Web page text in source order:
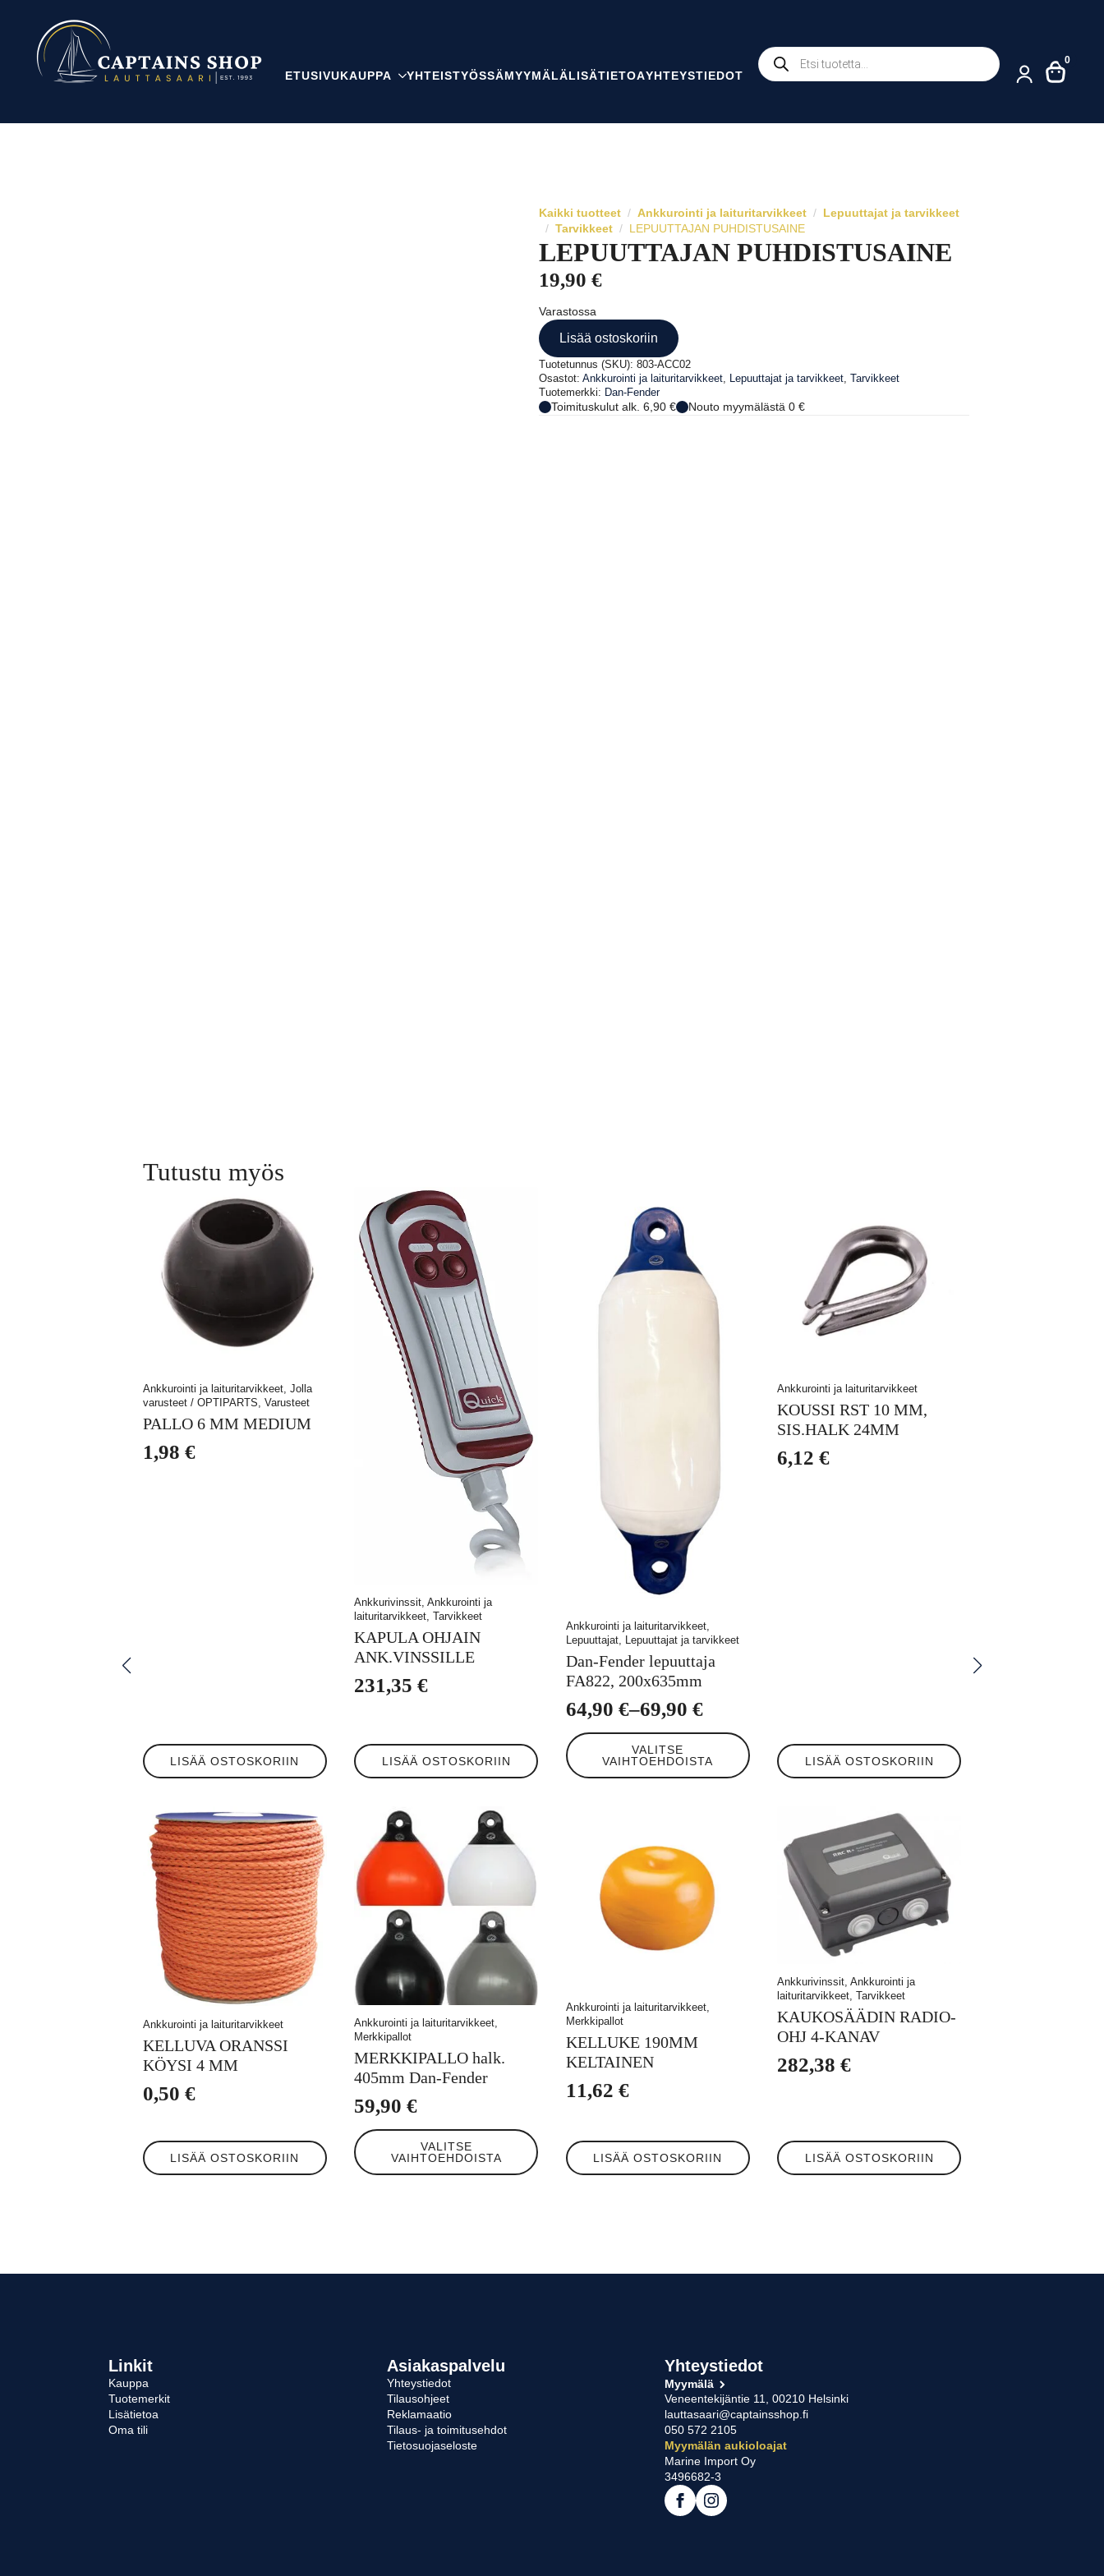
ETUSIVUKAUPPA YHTEISTYÖSSÄMYYMÄLÄLISÄTIETOAYHTEYSTIEDOT
Products
search
0
Kaikki tuotteet Ankkurointi ja laituritarvikkeet
Lepuuttajat ja tarvikkeet
Tarvikkeet
LEPUUTTAJAN PUHDISTUSAINE
LEPUUTTAJAN PUHDISTUSAINE
19,90 €
Varastossa
Lisää ostoskoriin
Tuotetunnus (SKU): 803-ACC02
Osastot: Ankkurointi ja laituritarvikkeet, Lepuuttajat ja tarvikkeet, Tarvikkeet
Tuotemerkki: Dan-Fender
Toimituskulut alk. 6,90 € Nouto myymälästä 0 €
Tutustu myös
Ankkurointi ja laituritarvikkeet, Jolla
varusteet / OPTIPARTS, Varusteet
PALLO 6 MM MEDIUM
1,98 €
LISÄÄ OSTOSKORIIN
Ankkurivinssit, Ankkurointi ja
laituritarvikkeet, Tarvikkeet
KAPULA OHJAIN
ANK.VINSSILLE
231,35€
LISÄÄ OSTOSKORIIN
Ankkurointi ja laituritarvikkeet,
Lepuuttajat, Lepuuttajat ja tarvikkeet
Dan-Fender lepuuttaja
FA822, 200x635mm
64,90 €–69,90 €
Hintaluokka:
64,90 €
-
VALITSE
VAIHTOEHDOISTA
Tällä
tuotteella
on
Ankkurointi ja laituritarvikkeet
KOUSSI RST 10 MM,
SIS.HALK 24MM
6,12€
LISÄÄ OSTOSKORIIN
Ankkurointi ja laituritarvikkeet
KELLUVA ORANSSI
KÖYSI 4 MM
0,50 €
LISÄÄ OSTOSKORIIN
Ankkurointi ja laituritarvikkeet,
Merkkipallot
MERKKIPALLO halk.
405mm Dan-Fender
59,90€
VALITSE
VAIHTOEHDOISTA
Tällä
tuotteella
on
sivulla.
Ankkurointi ja laituritarvikkeet,
Merkkipallot
KELLUKE 190MM
KELTAINEN
11,62 €
LISÄÄ OSTOSKORIIN
Ankkurivinssit, Ankkurointi ja
laituritarvikkeet, Tarvikkeet
KAUKOSÄÄDIN RADIO-
OHJ 4-KANAV
282,38€
LISÄÄ OSTOSKORIIN
Linkit
Kauppa
Tuotemerkit
Lisätietoa
Oma tili
Asiakaspalvelu
Yhteystiedot
Tilausohjeet
Reklamaatio
Tilaus- ja toimitusehdot
Tietosuojaseloste
Yhteystiedot
Myymälä
Veneentekijäntie 11, 00210 Helsinki
lauttasaari@captainsshop.fi
050 572 2105
Myymälän aukioloajat
Marine Import Oy
3496682-3